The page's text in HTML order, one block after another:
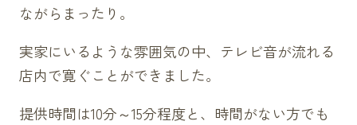
ながらまったり。
実家にいるような雰囲気の中、テレビ音が流れる
店内で寛ぐことができました。
提供時間は10分～15分程度と、時間がない方でも